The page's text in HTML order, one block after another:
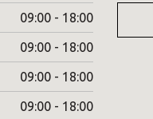
09:00 - 18:00
09:00 - 18:00
09:00 - 18:00
09:00 - 18:00